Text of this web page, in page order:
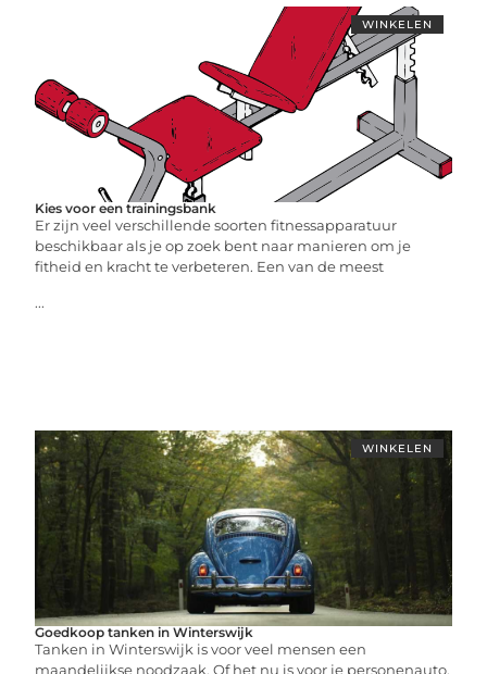
WINKELEN
Kies voor een trainingsbank
Er zijn veel verschillende soorten fitnessapparatuur
beschikbaar als je op zoek bent naar manieren om je
fitheid en kracht te verbeteren. Een van de meest
...
WINKELEN
Goedkoop tanken in Winterswijk
Tanken in Winterswijk is voor veel mensen een
maandelijkse noodzaak. Of het nu is voor je personenauto,